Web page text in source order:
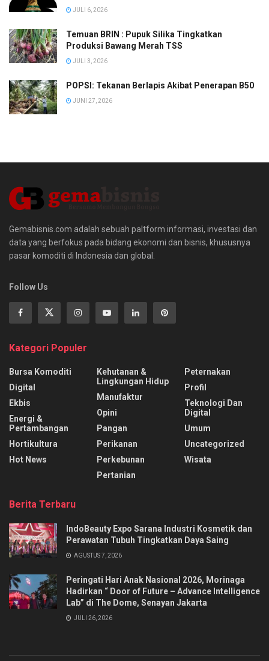
JULI 6, 2026
Temuan BRIN : Pupuk Silika Tingkatkan
Produksi Bawang Merah TSS
JULI 3, 2026
POPSI: Tekanan Berlapis Akibat Penerapan B50
JUNI 27, 2026
Gemabisnis.com adalah sebuah paltform informasi, investasi dan
data yang berfokus pada bidang ekonomi dan bisnis, khususnya
pasar komoditi di Indonesia dan global.
Follow Us
Kategori Populer
Bursa Komoditi
Digital
Ekbis
Energi &
Pertambangan
Hortikultura
Hot News
Kehutanan &
Lingkungan Hidup
Manufaktur
Opini
Pangan
Perikanan
Perkebunan
Pertanian
Peternakan
Profil
Teknologi Dan
Digital
Umum
Uncategorized
Wisata
Berita Terbaru
IndoBeauty Expo Sarana Industri Kosmetik dan
Perawatan Tubuh Tingkatkan Daya Saing
AGUSTUS 7, 2026
Peringati Hari Anak Nasional 2026, Morinaga
Hadirkan “ Door of Future – Advance Intelligence
Lab” di The Dome, Senayan Jakarta
JULI 26, 2026